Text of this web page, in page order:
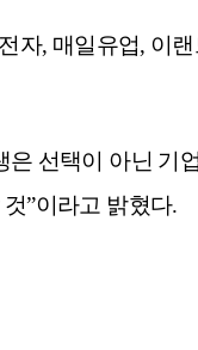
자, 매일유업, 이
선택이 아닌
”이라고 밝혔다.